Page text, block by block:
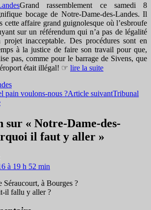
Grand rassemblement ce samedi 8
bocage de Notre-Dame-des-Landes. Il
cette affaire grand guignolesque où l’esbroufe
sur un référendum qui n’a pas de légalité
inacceptable. Des procédures sont en
à la justice de faire son travail pour que,
pas, comme pour le barrage de Sivens, que
était illégal! ☞ lire la suite
pain voulons-nous ?Article suivantTribunal
sur « Notre-Dame-des-
il faut y aller »
à 19 h 52 min
Séraucourt, à Bourges ?
il fallu y aller ?